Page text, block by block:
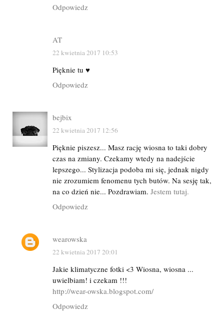
Odpowiedz
AT
22 kwietnia 2017 10:53
Pięknie tu ♥️
Odpowiedz
bejbix
22 kwietnia 2017 12:56
Pięknie piszesz... Masz rację wiosna to taki dobry
czas na zmiany. Czekamy wtedy na nadejście
lepszego... Stylizacja podoba mi się, jednak nigdy
nie zrozumiem fenomenu tych butów. Na sesję tak,
na co dzień nie... Pozdrawiam. Jestem tutaj.
Odpowiedz
wearowska
22 kwietnia 2017 20:01
Jakie klimatyczne fotki <3 Wiosna, wiosna ...
uwielbiam! i czekam !!!
http://wear-owska.blogspot.com/
Odpowiedz